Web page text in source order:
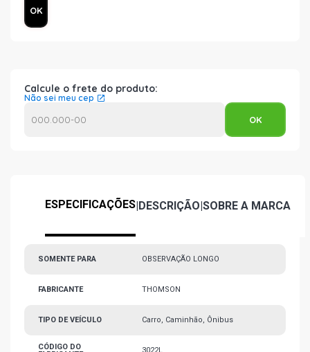
Calcule o frete do produto:
Não sei meu cep
ESPECIFICAÇÕES|DESCRIÇÃO|SOBRE A MARCA
SOMENTE PARA OBSERVAÇÃO LONGO
FABRICANTE THOMSON
TIPO DE VEÍCULO Carro, Caminhão, Ônibus
CÓDIGO DO